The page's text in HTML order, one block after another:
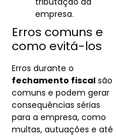
empresa.
Erros comuns e
como evitá-los
Erros durante o
fechamento fiscal são
comuns e podem gerar
consequências sérias
para a empresa, como
multas, autuações e até